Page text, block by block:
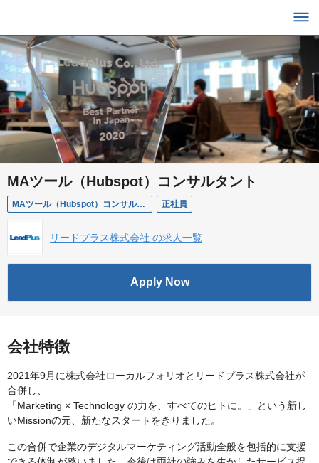
MAツール（Hubspot）コンサルタント
MAツール（Hubspot）コンサルタント 正社員
リードプラス株式会社 の求人一覧
Apply Now
会社特徴
2021年9月に株式会社ローカルフォリオとリードプラス株式会社が
合併し、
「Marketing × Technology の力を、すべてのヒトに。」という新し
いMissionの元、新たなスタートをきりました。
この合併で企業のデジタルマーケティング活動全般を包括的に支援